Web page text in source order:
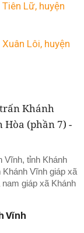
Lữ, huyện
Lôi, huyện
Vĩnh, tỉnh Khánh
Vĩnh giáp xã
giáp xã Khánh
Vĩnh